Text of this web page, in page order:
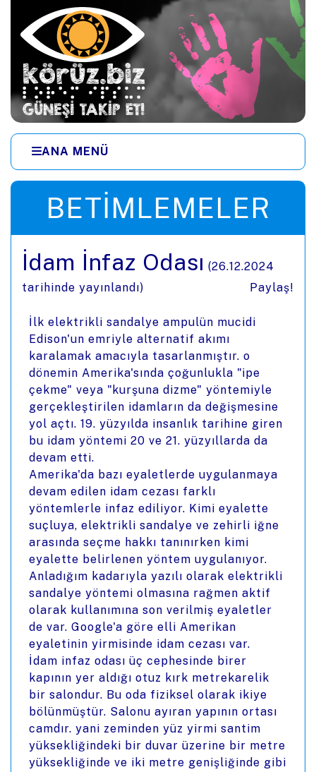
Ana içeriğe zıpla
ANA MENÜ
BETIMLEMELER
İdam İnfaz Odası (26.12.2024
tarihinde yayınlandı)
Paylaş!
İlk elektrikli sandalye ampulün mucidi
Edison'un emriyle alternatif akımı
karalamak amacıyla tasarlanmıştır. o
dönemin Amerika'sında çoğunlukla "ipe
çekme" veya "kurşuna dizme" yöntemiyle
gerçekleştirilen idamların da değişmesine
yol açtı. 19. yüzyılda insanlık tarihine giren
bu idam yöntemi 20 ve 21. yüzyıllarda da
devam etti.
Amerika'da bazı eyaletlerde uygulanmaya
devam edilen idam cezası farklı
yöntemlerle infaz ediliyor. Kimi eyalette
suçluya, elektrikli sandalye ve zehirli iğne
arasında seçme hakkı tanınırken kimi
eyalette belirlenen yöntem uygulanıyor.
Anladığım kadarıyla yazılı olarak elektrikli
sandalye yöntemi olmasına rağmen aktif
olarak kullanımına son verilmiş eyaletler
de var. Google'a göre elli Amerikan
eyaletinin yirmisinde idam cezası var.
İdam infaz odası üç cephesinde birer
kapının yer aldığı otuz kırk metrekarelik
bir salondur. Bu oda fiziksel olarak ikiye
bölünmüştür. Salonu ayıran yapının ortası
camdır. yani zeminden yüz yirmi santim
yüksekliğindeki bir duvar üzerine bir metre
yüksekliğinde ve iki metre genişliğinde gibi
Menüye zıpla